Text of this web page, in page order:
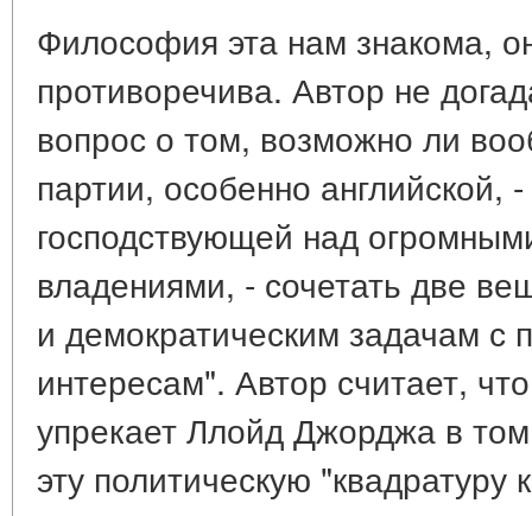
Философия эта нам знакома,
противоречива. Автор не
вопрос о том, возможно ли
партии, особенно английской,
господствующей над
владениями, - сочетать две
и демократическим задачам с
интересам". Автор считает,
упрекает Ллойд Джорджа в
эту политическую "квадратуру